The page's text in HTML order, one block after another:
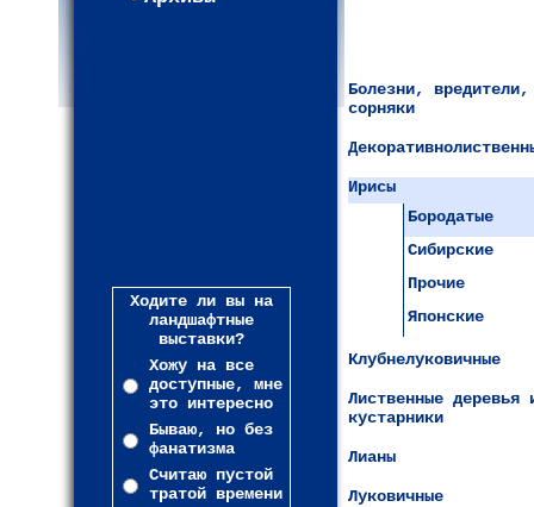
Ходите ли вы на
ландшафтные
выставки?
Хожу на все
доступные, мне
это интересно
Бываю, но без
фанатизма
Считаю пустой
тратой времени
Болезни, вредители,
сорняки
Ирисы
Бородатые
Сибирские
Прочие
Японские
Клубнелуковичные
Лиственные деревья
кустарники
Лианы
Луковичные